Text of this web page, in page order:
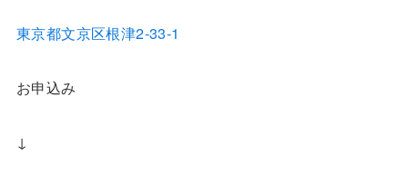
東京都文京区根津2-33-1
お申込み
↓